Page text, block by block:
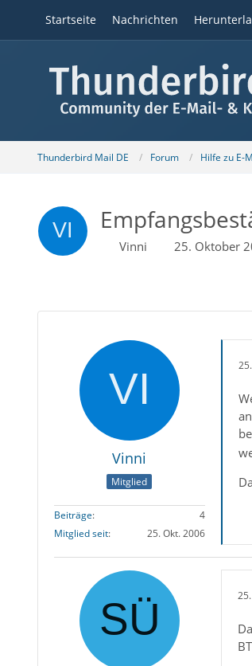
Startseite Nachrichten
Thunderbird Mail DE Forum Hilfe zu E-
Vinni 25. Oktober
Vinni
Mitglied
Beiträge
4
Mitglied seit
25. Okt. 2006